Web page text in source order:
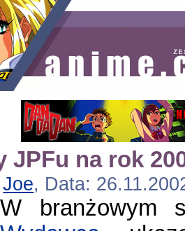
JPFu na rok
Joe, Data:
W branżowym